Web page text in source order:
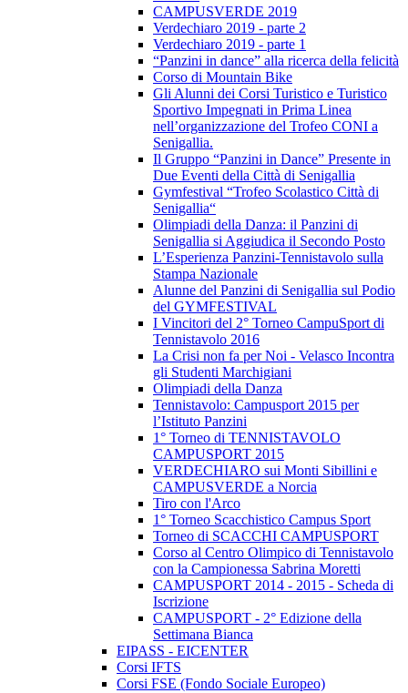
CAMPUSVERDE 2019
Verdechiaro 2019 - parte 2
Verdechiaro 2019 - parte 1
“Panzini in dance” alla ricerca della felicità
Corso di Mountain Bike
Gli Alunni dei Corsi Turistico e Turistico
Sportivo Impegnati in Prima Linea
nell’organizzazione del Trofeo CONI a
Senigallia.
Il Gruppo “Panzini in Dance” Presente in
Due Eventi della Città di Senigallia
Gymfestival “Trofeo Scolastico Città di
Senigallia“
Olimpiadi della Danza: il Panzini di
Senigallia si Aggiudica il Secondo Posto
L’Esperienza Panzini-Tennistavolo sulla
Stampa Nazionale
Alunne del Panzini di Senigallia sul Podio
del GYMFESTIVAL
I Vincitori del 2° Torneo CampuSport di
Tennistavolo 2016
La Crisi non fa per Noi - Velasco Incontra
gli Studenti Marchigiani
Olimpiadi della Danza
Tennistavolo: Campusport 2015 per
l’Istituto Panzini
1° Torneo di TENNISTAVOLO
CAMPUSPORT 2015
VERDECHIARO sui Monti Sibillini e
CAMPUSVERDE a Norcia
Tiro con l'Arco
1° Torneo Scacchistico Campus Sport
Torneo di SCACCHI CAMPUSPORT
Corso al Centro Olimpico di Tennistavolo
con la Campionessa Sabrina Moretti
CAMPUSPORT 2014 - 2015 - Scheda di
Iscrizione
CAMPUSPORT - 2° Edizione della
Settimana Bianca
EIPASS - EICENTER
Corsi IFTS
Corsi FSE (Fondo Sociale Europeo)